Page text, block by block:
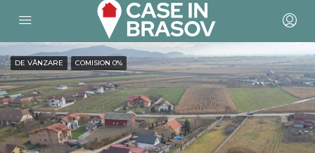
DE VÂNZARE COMISION 0%